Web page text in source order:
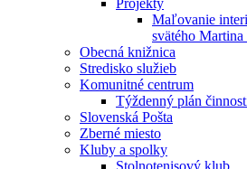
Projekty
Maľovanie
svätého
Obecná knižnica
Stredisko služieb
Komunitné centrum
Týždenný plán
Slovenská Pošta
Zberné miesto
Kluby a spolky
Stolnotenisový klub